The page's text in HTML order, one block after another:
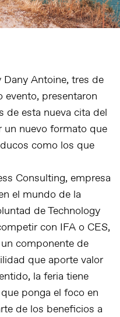
Dany Antoine, tres de
evento, presentaron
de esta nueva cita del
un nuevo formato que
como los que
Consulting, empresa
el mundo de la
de Technology
con IFA o CES,
componente de
que aporte valor
la feria tiene
ponga el foco en
de los beneficios a